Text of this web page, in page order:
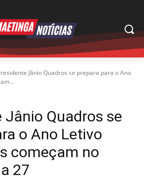
Jânio Quadros se prepara para o Ano
Jânio Quadros se
o Ano Letivo
começam no
27